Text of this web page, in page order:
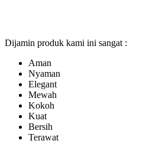
Dijamin produk kami ini sangat :
Aman
Nyaman
Elegant
Mewah
Kokoh
Kuat
Bersih
Terawat